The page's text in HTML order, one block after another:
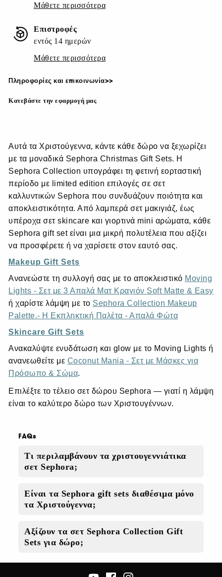
Μάθετε περισσότερα
Επιστροφές
εντός 14 ημερών
Μάθετε περισσότερα
Πληροφορίες και επικοινωνία>>
Κατεβάστε την εφαρμογή μας
Αυτά τα Χριστούγεννα, κάντε κάθε δώρο να ξεχωρίζει
με τα μοναδικά Sephora Christmas Gift Sets. Η
Sephora Collection υπογράφει τη φετινή εορταστική
περίοδο με limited edition επιλογές σε σετ
καλλυντικών Sephora που συνδυάζουν ποιότητα και
αποκλειστικότητα. Από λαμπερά σετ μακιγιάζ, έως
υπέροχα σετ skincare και γιορτινά mini αρώματα, κάθε
Sephora gift set είναι μια μικρή πολυτέλεια που αξίζει
να προσφέρετε ή να χαρίσετε στον εαυτό σας.
Makeup Gift Sets
Ανανεώστε τη συλλογή σας με το αποκλειστικό Moving
Lights - Σετ με 3 Απαλά Ματ Κραγιόν Soft Matte & Easy
ή χαρίστε λάμψη με το Sephora Collection Makeup
Palette.- Η Εκπληκτική Παλέτα - Απαλά Φώτα
Skincare Gift Sets
Ανακαλύψτε ενυδάτωση και glow με το Moving Lights ή
ανανεωθείτε με Coconut Mania - Σετ με Μάσκες για
Πρόσωπο & Σώμα.
Επιλέξτε το τέλειο σετ δώρου Sephora — γιατί η λάμψη
είναι το καλύτερο δώρο των Χριστουγέννων.
FAQs
Τι περιλαμβάνουν τα χριστουγεννιάτικα
σετ Sephora;
Είναι τα Sephora gift sets διαθέσιμα μόνο
τα Χριστούγεννα;
Αξίζουν τα σετ Sephora Collection Gift
Sets για δώρο;